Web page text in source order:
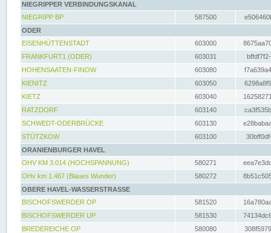
NIEGRIPPER VERBINDUNGSKANAL
NIEGRIPP BP
587500
ODER
EISENHÜTTENSTADT
603000
FRANKFURT1 (ODER)
603031
HOHENSAATEN-FINOW
603080
KIENITZ
603050
KIETZ
603040
RATZDORF
603140
SCHWEDT-ODERBRÜCKE
603130
STÜTZKOW
603100
ORANIENBURGER HAVEL
OHV KM 3.014 (HOCHSPANNUNG)
580271
OHv km 1.467 (Blaues Wunder)
580272
OBERE HAVEL-WASSERSTRASSE
BISCHOFSWERDER OP
581520
BISCHOFSWERDER UP
581530
BREDEREICHE OP
580080